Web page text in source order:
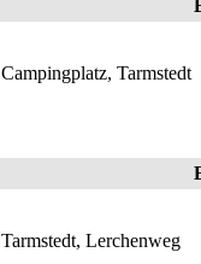
Campingplatz, Tarmstedt
Tarmstedt, Lerchenweg